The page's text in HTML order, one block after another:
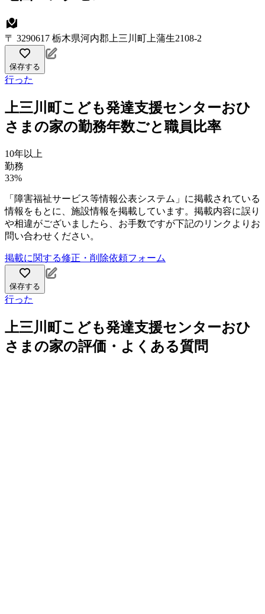
〒 3290617 栃木県河内郡上三川町上蒲生2108-2
保存する
行った
上三川町こども発達支援センターおひ
さまの家の勤務年数ごと職員比率
10年以上
勤務
33%
「障害福祉サービス等情報公表システム」に掲載されている
情報をもとに、施設情報を掲載しています。掲載内容に誤り
や相違がございましたら、お手数ですが下記のリンクよりお
問い合わせください。
掲載に関する修正・削除依頼フォーム
保存する
行った
上三川町こども発達支援センターおひ
さまの家の評価・よくある質問